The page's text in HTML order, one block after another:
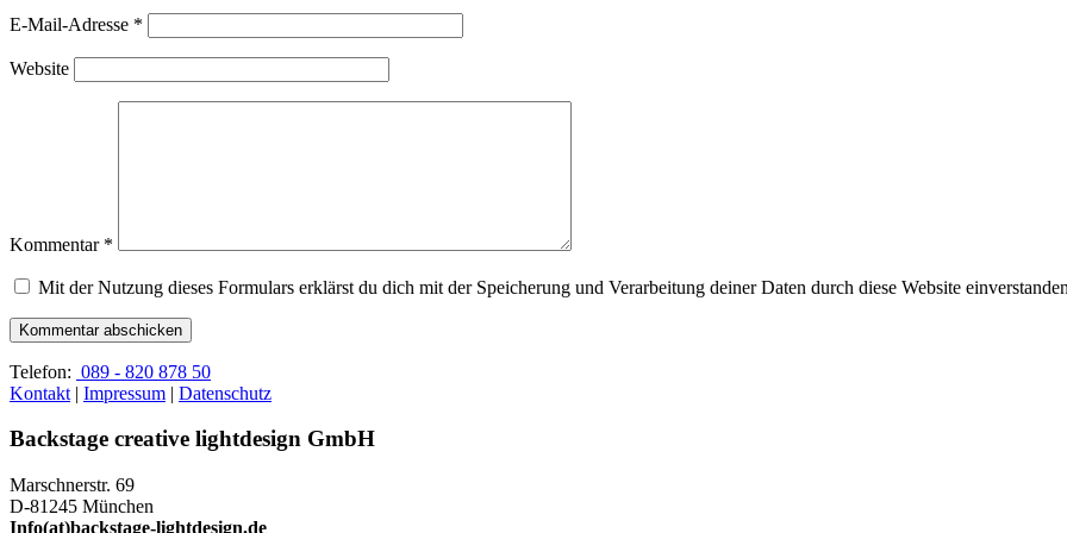
E-Mail-Adresse *
Website
Kommentar *
Mit der Nutzung dieses Formulars erklärst du dich mit der Speicherung und Verarbeitung deiner Daten durch diese Website
Telefon: 089 - 820 878 50
Kontakt | Impressum | Datenschutz
Backstage creative lightdesign GmbH
Marschnerstr. 69
D-81245 München
Info(at)backstage-lightdesign.de